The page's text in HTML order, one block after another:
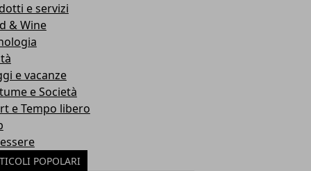
e servizi
& Wine
e vacanze
e Società
e Tempo libero
POPOLARI